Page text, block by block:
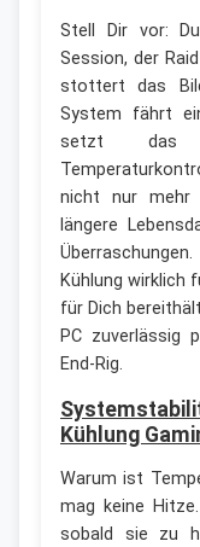
Stell Dir vor:
Session, der
stottert das
System fährt
setzt das
nicht nur mehr
längere
Kühlung wirklich
für Dich
PC zuverlässig
End-Rig.
Kühlung
Warum ist
mag keine
sobald sie zu